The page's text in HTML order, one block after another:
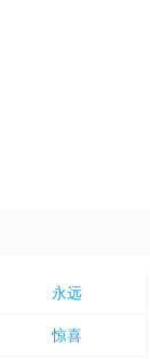
永远
惊喜